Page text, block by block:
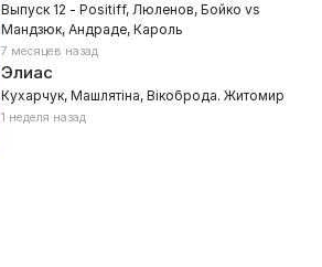
Выпуск 12 - Positiff, Люленов, Бойко vs
Мандзюк, Андраде, Кароль
7 месяцев назад
Элиас
Кухарчук, Машлятіна, Вікоброда. Житомир
1 неделя назад